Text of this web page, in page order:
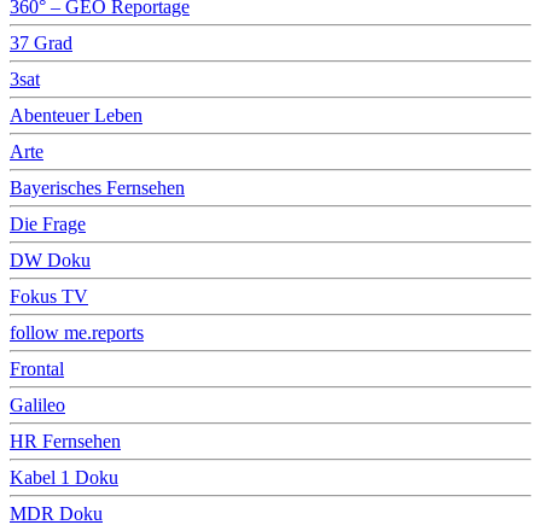
360° – GEO Reportage
37 Grad
3sat
Abenteuer Leben
Arte
Bayerisches Fernsehen
Die Frage
DW Doku
Fokus TV
follow me.reports
Frontal
Galileo
HR Fernsehen
Kabel 1 Doku
MDR Doku